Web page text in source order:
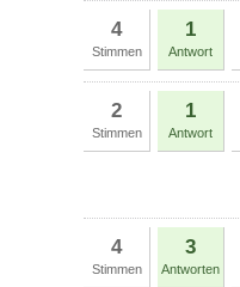
4
Stimmen
1
Antwort
2
Stimmen
1
Antwort
4
Stimmen
3
Antworten